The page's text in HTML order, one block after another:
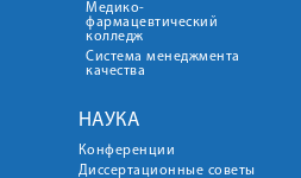
Медико-
фармацевтический
колледж
Система менеджмента
качества
НАУКА
Конференции
Диссертационные советы